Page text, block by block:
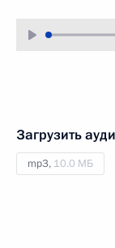
Загрузить
mp3, 10.0 МБ